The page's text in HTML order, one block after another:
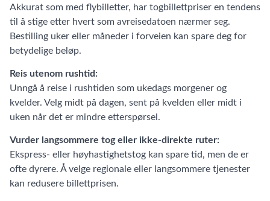
Akkurat som med flybilletter, har togbillettpriser en tendens
til å stige etter hvert som avreisedatoen nærmer seg.
Bestilling uker eller måneder i forveien kan spare deg for
betydelige beløp.
Reis utenom rushtid:
Unngå å reise i rushtiden som ukedags morgener og
kvelder. Velg midt på dagen, sent på kvelden eller midt i
uken når det er mindre etterspørsel.
Vurder langsommere tog eller ikke-direkte ruter:
Ekspress- eller høyhastighetstog kan spare tid, men de er
ofte dyrere. Å velge regionale eller langsommere tjenester
kan redusere billettprisen.